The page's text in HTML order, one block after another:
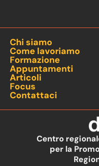
Chi siamo
Come lavoriamo
Formazione
Appuntamenti
Articoli
Focus
Contattaci
Centro
per la